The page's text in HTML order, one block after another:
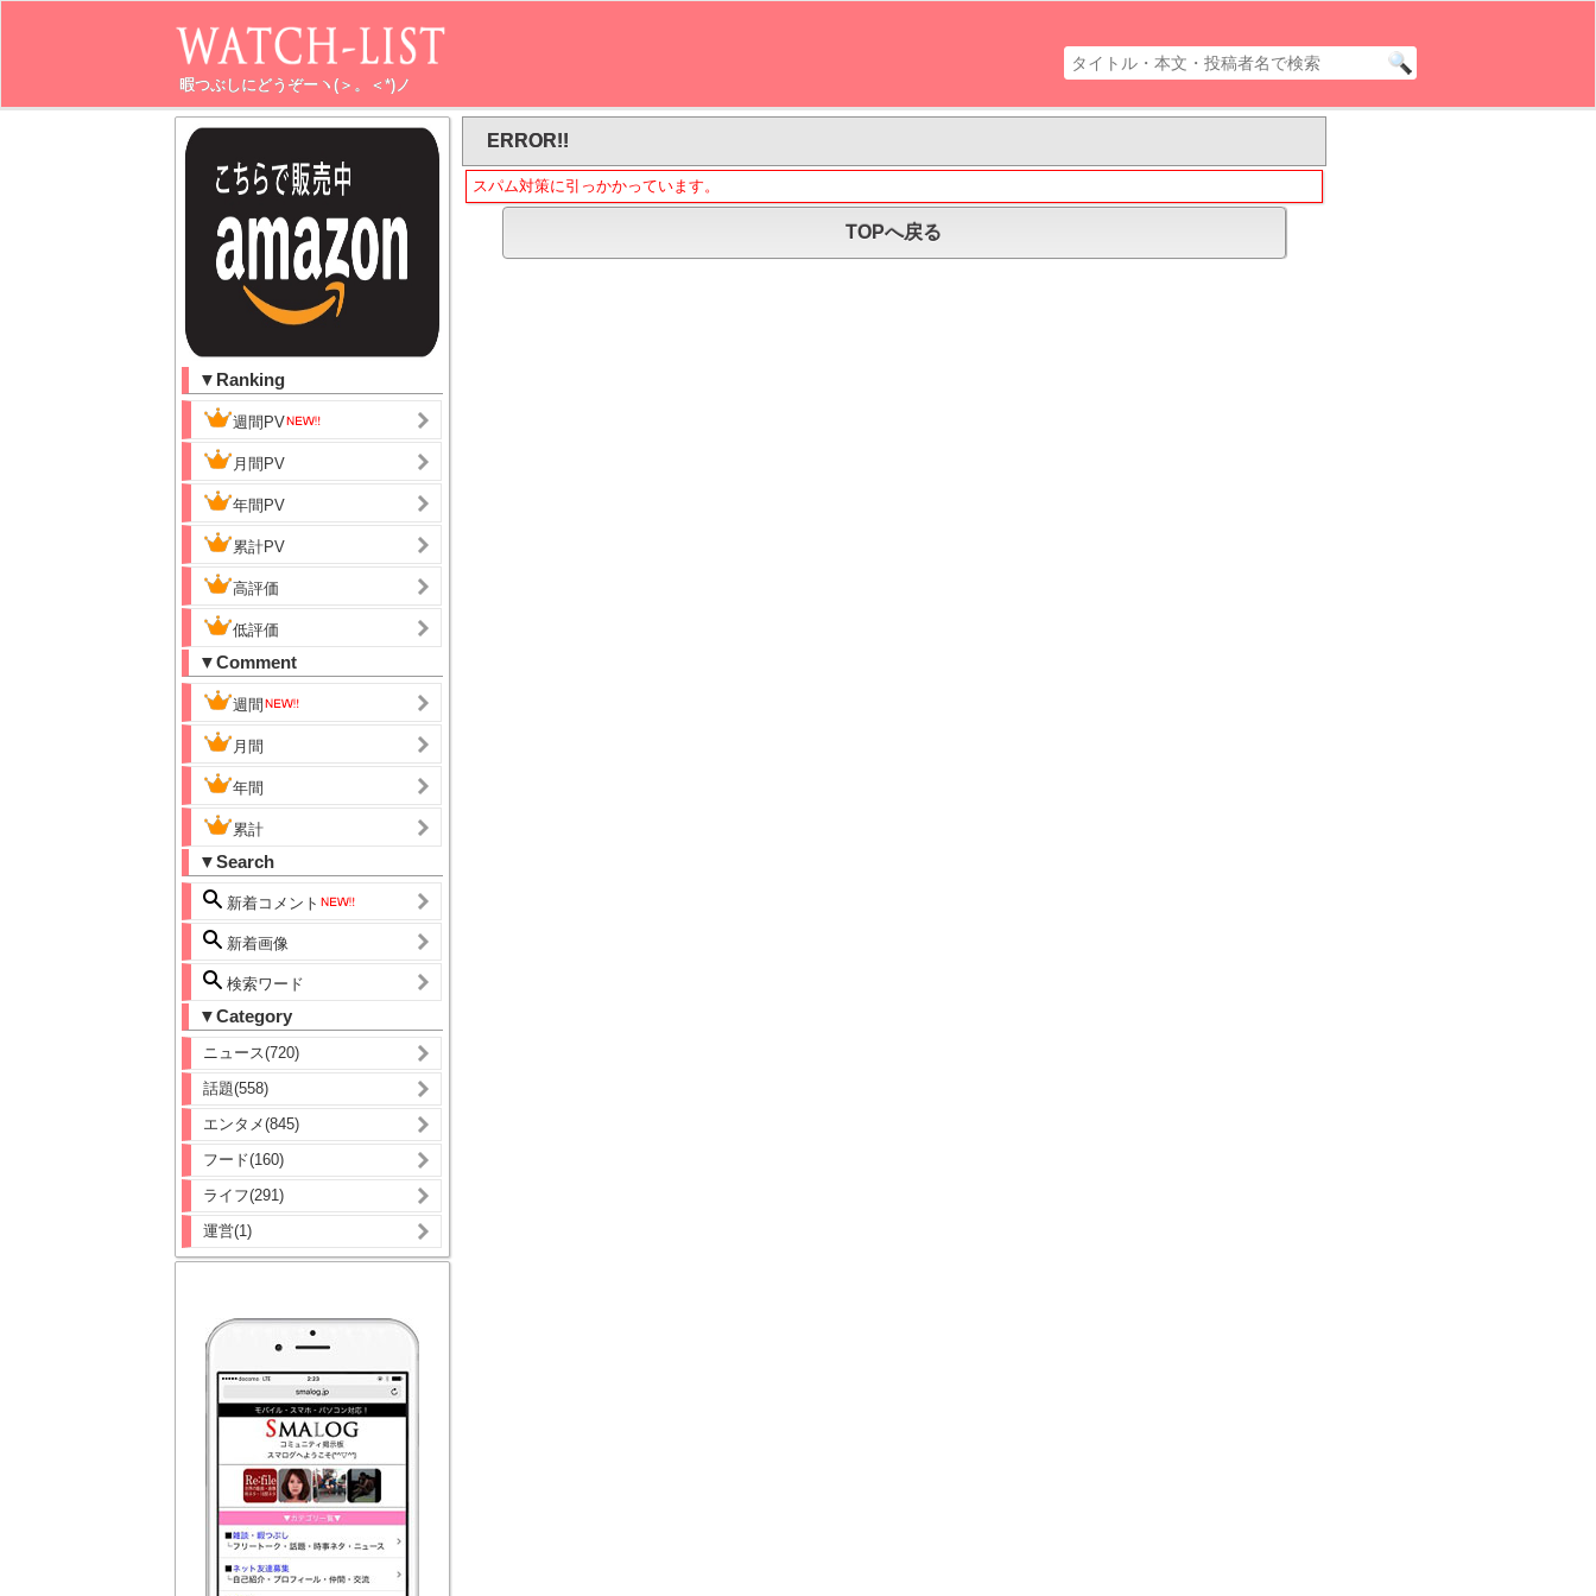
暇つぶしにどうぞーヽ(＞。＜*)ノ
▼Ranking
週間PV
月間PV
年間PV
累計PV
高評価
低評価
▼Comment
週間
月間
年間
累計
▼Search
新着コメント
新着画像
検索ワード
▼Category
ニュース(720)
話題(558)
エンタメ(845)
フード(160)
ライフ(291)
運営(1)
ERROR!!
スパム対策に引っかかっています。
TOPへ戻る